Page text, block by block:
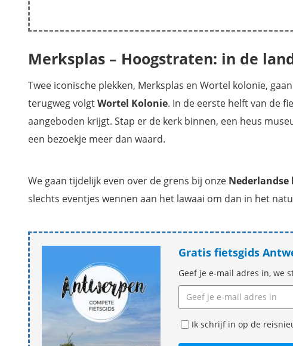
Merksplas – Hoogstraten: in de
Twee iconische plekken, Merksplas en Wortel kolonie,
terugweg volgtWortel Kolonie. In de eerste helft van de
aangeboden krijgt. Stap er de kerk binnen, een heus
een bezoekje meer dan waard.
We gaan tijdelijk even over de grens bij onze Nederlandse
slechts eventjes wennen aan het lawaai om dan in het
Gratis fietsgids
Geef je e-mail adres in, we
Ik schrijf in op de